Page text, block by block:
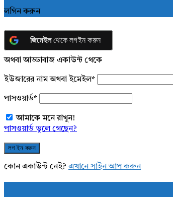
লগিন করুন
জিমেইলথেকে লগইন করুন
অথবা আড্ডাবাজ একাউন্ট থেকে
ইউজারের নাম অথবা ইমেইল*
পাসওয়ার্ড*
আমাকে মনে রাখুন!
পাসওয়ার্ড ভুলে গেছেন?
কোন একাউন্ট নেই? এখানে সাইন আপ করুন